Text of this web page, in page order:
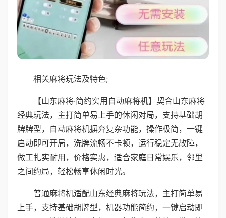
相关麻将玩法及特色;
【山东麻将·简约实用自动麻将机】契合山东麻将
经典玩法，主打简单易上手的休闲对局，支持基础胡
牌牌型，自动麻将机摒弃复杂功能，操作极简，一键
启动即可开局，洗牌流畅不卡顿，运行稳定无故障，
做工扎实耐用，价格实惠，适合家庭日常娱乐，邻里
之间约局，轻松畅享休闲时光。
普通麻将机适配山东经典麻将玩法，主打简单易
上手，支持基础胡牌型，机器功能简约，一键启动即